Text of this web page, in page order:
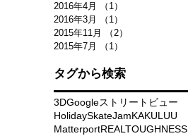
2016年4月
（1）
2016年3月
（1）
2015年11月
（2）
2015年7月
（1）
タグから検索
3DGoogleストリートビュー
HolidaySkateJamKAKULUU
MatterportREALTOUGHNESS